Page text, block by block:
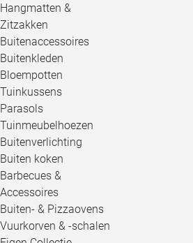
Hangmatten &
Zitzakken
Buitenaccessoires
Buitenkleden
Bloempotten
Tuinkussens
Parasols
Tuinmeubelhoezen
Buitenverlichting
Buiten koken
Barbecues &
Accessoires
Buiten- & Pizzaovens
Vuurkorven & -schalen